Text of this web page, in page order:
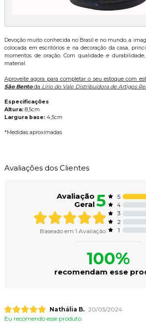
Devoção muito conhecida no Brasil e no mundo, a
colocada em escritórios e na decoração da casa,
momentos de oração. Com qualidade e
material.
Aproveite agora para completar o seu estoque com
São Bentoda Lírio do Vale Distribuidora de Artigos
Especificações
Altura:8,5cm
Largura base:4,5cm
*Medidas aproximadas
Avaliações dos Clientes
Avaliação
Geral5
Baseado em 1 Avaliação
5
4
3
2
1
100%
recomendam esse
Nathália B. 20/05/2024
Eu recomendo esse produto.